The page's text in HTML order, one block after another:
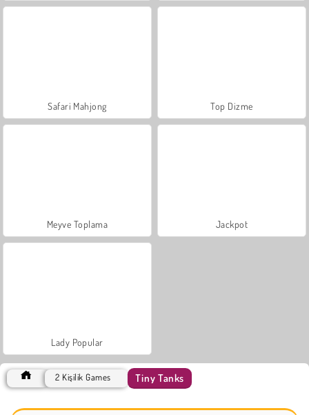
Safari Mahjong Top Dizme
Meyve Toplama Jackpot
Lady Popular
2 Kişilik Games Tiny Tanks